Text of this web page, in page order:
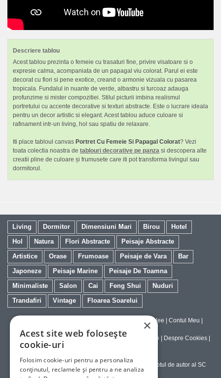
Descriere tablou
Acest tablou prezinta o femeie cu trasaturi fine, privire visatoare si o
expresie calma, acompaniata de un papagal viu colorat. Parul ei este
decorat cu flori si pene exotice, creand o armonie vizuala cu pasarea
tropicala. Fundalul in nuante de verde, albastru si turcoaz adauga
profunzime si mister compozitiei. Stilul picturii imbina realismul
portretului cu accente decorative si texturi abstracte. Este o lucrare ideala
pentru un decor artistic si elegant. Acest tablou aduce culoare si
rafinament intr-un living, hol sau spatiu de relaxare.
Iti place tabloul canvas Portret Cu Femeie Si Papagal Colorat? Vezi
toata colectia noastra de tablouri decorative pe panza si descopera alte
creatii pline de culoare și frumusete care iti pot transforma livingul sau
dormitorul.
Living Dormitor Dimensiuni Mari Birou
Hotel
Hol
Natura Flori Abstracte
Peisaje Abstracte
Artistice
Orase Frumoase Peisaje de Vara
Bar
Japoneze
Peisaje Marine
Peisaje De Toamna
Minimaliste
Salon Cai Feng Shui
Nuduri
Trandafiri
Vintage Floarea Soarelui
Calitatea Tablourilor Giclee Contul Meu
Tablouri la Comanda
Politica de Livrare si Retur| Politica de Confidentialitate Despre Cookies
Copyright © 2023-2026 - Textele şi imaginile sub dreptul de autor al SC
ArtInvest SRL
×
Acest site web folosește
cookie-uri
Folosim cookie-uri pentru a personaliza
conținutul, reclamele și pentru a ne analiza